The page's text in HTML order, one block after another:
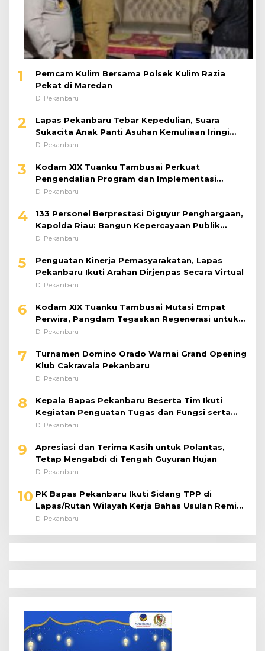
1
Pemcam Kulim Bersama Polsek Kulim Razia
Pekat di Maredan
Di Pekanbaru
2
Lapas Pekanbaru Tebar Kepedulian, Suara
Sukacita Anak Panti Asuhan Kemuliaan Iringi
Bantuan Sosial
Di Pekanbaru
3
Kodam XIX Tuanku Tambusai Perkuat
Pengendalian Program dan Implementasi
Doktrin TNI AD
Di Pekanbaru
4
133 Personel Berprestasi Diguyur Penghargaan,
Kapolda Riau: Bangun Kepercayaan Publik
dengan Karya Nyata
Di Pekanbaru
5
Penguatan Kinerja Pemasyarakatan, Lapas
Pekanbaru Ikuti Arahan Dirjenpas Secara Virtual
Di Pekanbaru
6
Kodam XIX Tuanku Tambusai Mutasi Empat
Perwira, Pangdam Tegaskan Regenerasi untuk
Perkuat Kinerja Satuan
Di Pekanbaru
7
Turnamen Domino Orado Warnai Grand Opening
Klub Cakravala Pekanbaru
Di Pekanbaru
8
Kepala Bapas Pekanbaru Beserta Tim Ikuti
Kegiatan Penguatan Tugas dan Fungsi serta
Paparan Penempatan WBP ke Lapas Terbuka
Di Pekanbaru
9
Apresiasi dan Terima Kasih untuk Polantas,
Tetap Mengabdi di Tengah Guyuran Hujan
Di Pekanbaru
10 PK Bapas Pekanbaru Ikuti Sidang TPP di
Lapas/Rutan Wilayah Kerja Bahas Usulan Remisi
Umum Jelang Hari Kemerdekaan
Di Pekanbaru